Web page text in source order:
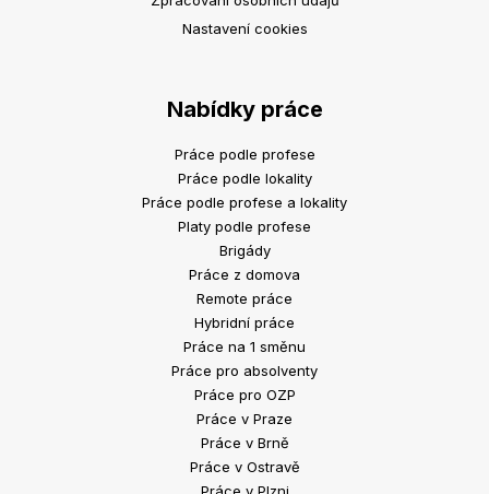
Nastavení cookies
Nabídky práce
Práce podle profese
Práce podle lokality
Práce podle profese a lokality
Platy podle profese
Brigády
Práce z domova
Remote práce
Hybridní práce
Práce na 1 směnu
Práce pro absolventy
Práce pro OZP
Práce v Praze
Práce v Brně
Práce v Ostravě